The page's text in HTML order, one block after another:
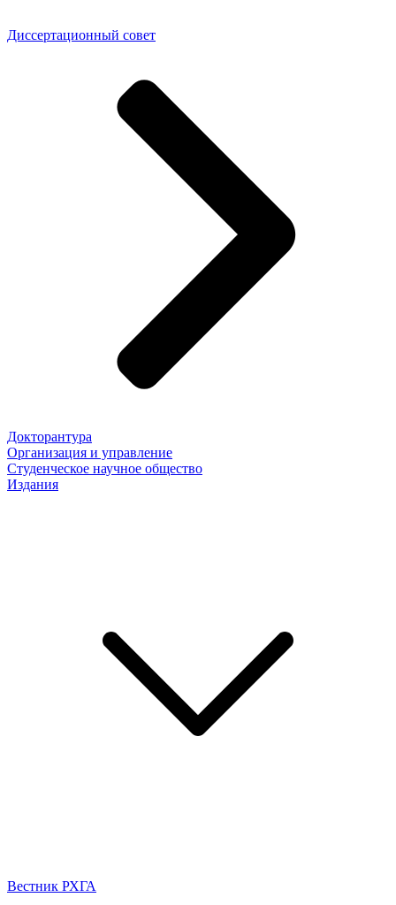
Диссертационный совет
Докторантура
Организация и управление
Студенческое научное общество
Издания
Вестник РХГА